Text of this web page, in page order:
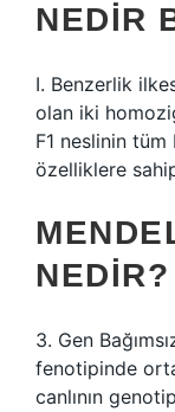
NEDIR
I. Benzerlik
olan iki
F1 neslinin tüm
özelliklere
NEDIR?
3. Gen
fenotipinde
canlının